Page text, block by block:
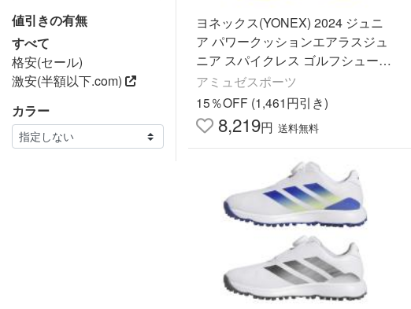
値引きの有無
すべて
格安(セール)
激安(半額以下.com)
カラー
ヨネックス(YONEX) 2024 ジュニ
ア パワークッションエアラスジュ
ニア スパイクレス ゴルフシューズ
SHGAR2JR-207 ホワイト×ブルー
アミュゼスポーツ
15％OFF (1,461円引き)
8,219円 送料無料